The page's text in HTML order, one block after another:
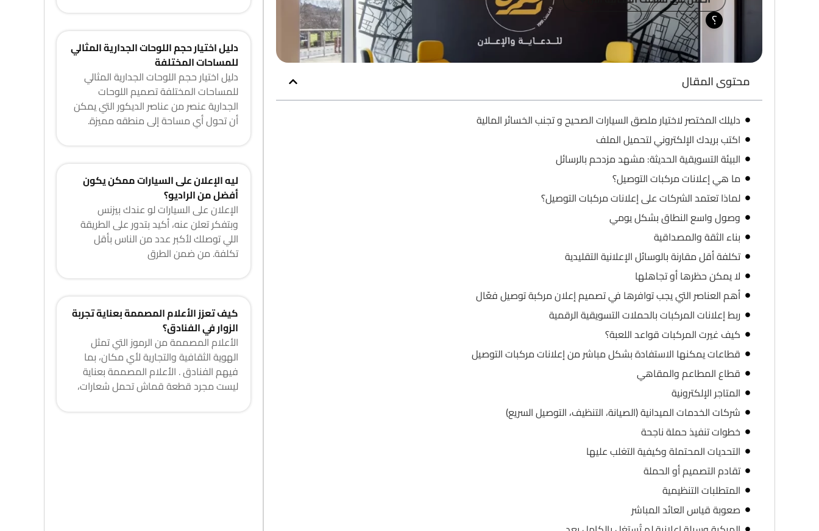
؟
محتوى المقال
دليلك المختصر لاختيار ملصق السيارات الصحيح و تجنب الخسائر المالية
اكتب بريدك الإلكتروني لتحميل الملف
البيئة التسويقية الحديثة: مشهد مزدحم بالرسائل
ما هي إعلانات مركبات التوصيل؟
لماذا تعتمد الشركات على إعلانات مركبات التوصيل؟
وصول واسع النطاق بشكل يومي
بناء الثقة والمصداقية
تكلفة أقل مقارنة بالوسائل الإعلانية التقليدية
لا يمكن حظرها أو تجاهلها
أهم العناصر التي يجب توافرها في تصميم إعلان مركبة توصيل فعّال
ربط إعلانات المركبات بالحملات التسويقية الرقمية
كيف غيرت المركبات قواعد اللعبة؟
قطاعات يمكنها الاستفادة بشكل مباشر من إعلانات مركبات التوصيل
قطاع المطاعم والمقاهي
المتاجر الإلكترونية
شركات الخدمات الميدانية (الصيانة، التنظيف، التوصيل السريع)
خطوات تنفيذ حملة ناجحة
التحديات المحتملة وكيفية التغلب عليها
تقادم التصميم أو الحملة
المتطلبات التنظيمية
صعوبة قياس العائد المباشر
دليل اختيار حجم اللوحات الجدارية المثالي
للمساحات المختلفة
دليل اختيار حجم اللوحات الجدارية المثالي
للمساحات المختلفة تصميم اللوحات
الجدارية عنصر من عناصر الديكور التي يمكن
أن تحول أي مساحة إلى منطقه مميزة.
ليه الإعلان على السيارات ممكن يكون
أفضل من الراديو؟
الإعلان على السيارات لو عندك بيزنس
وبتفكر تعلن عنه، أكيد بتدور على الطريقة
اللي توصلك لأكبر عدد من الناس بأقل
تكلفة. من ضمن الطرق
كيف تعزز الأعلام المصممة بعناية تجربة
الزوار في الفنادق؟
الأعلام المصممة من الرموز التي تمثل
الهوية الثقافية والتجارية لأي مكان، بما
فيهم الفنادق . الأعلام المصممة بعناية
ليست مجرد قطعة قماش تحمل شعارات،